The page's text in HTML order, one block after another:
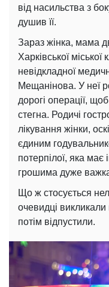
від насильства з
душив її.
Зараз жінка, мама
Харківської міської
невідкладної
Мещанінова. У неї
дорогі операції,
стегна. Родичі
лікування жінки,
єдиним
потерпілої, яка має
грошима дуже
Що ж стосується
очевидці викликали
потім відпустили.